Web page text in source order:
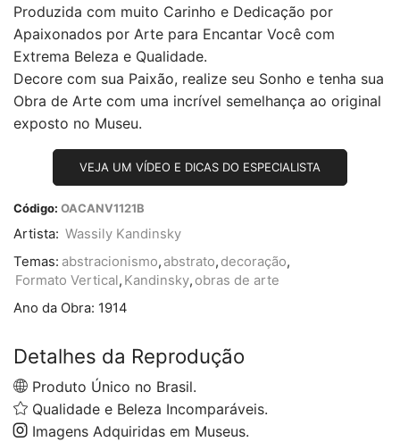
Produzida com muito Carinho e Dedicação por
Apaixonados por Arte para Encantar Você com
Extrema Beleza e Qualidade.
Decore com sua Paixão, realize seu Sonho e tenha sua
Obra de Arte com uma incrível semelhança ao original
exposto no Museu.
VEJA UM VÍDEO E DICAS DO ESPECIALISTA
Código: OACANV1121B
Artista: Wassily Kandinsky
Temas: abstracionismo, abstrato, decoração,
Formato Vertical, Kandinsky, obras de arte
Ano da Obra: 1914
Detalhes da Reprodução
Produto Único no Brasil.
Qualidade e Beleza Incomparáveis.
Imagens Adquiridas em Museus.